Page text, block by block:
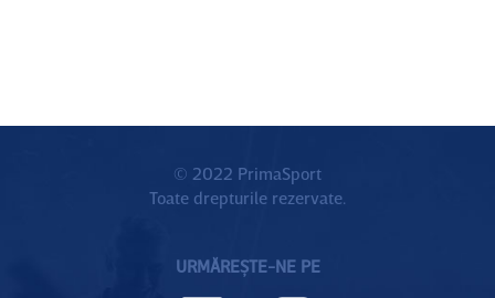
© 2022 PrimaSport
Toate drepturile rezervate.
URMĂREȘTE-NE PE